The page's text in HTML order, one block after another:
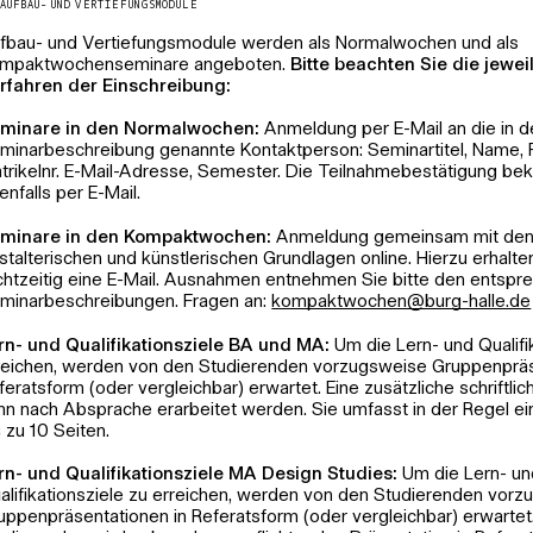
und kritisch Quellen zu recherchieren, zu prüfen und zu
anschließend kritisch zu reflektieren, wiedergeben und
zu können. Diese Fähigkeiten sind auch unerlässlich, um
Alltag, souverän mit KI arbeiten zu können. Denn KI
müssen geprüft und ggf. korrigieren werden.
diese Fähigkeiten nicht erwerben, weil sie von Anfang an
sich selbst der Chance, Eigenständigkeit in einem Bereich
für ein selbständiges Denken und Arbeiten unerlässlich ist. Wir
davon ab, schon im Studium zentrale Aufgaben von KI
Ganz abgesehen davon, dass es eine Zeitverschwendung
Fragen zur Arbeit mit KI haben, wenden Sie sich gern an die
Lehrende.
AUFBAU- UND VERTIEFUNGSMODULE
und Vertiefungsmodule werden als Normalwochen und als
angeboten. Bitte beachten Sie die
der Einschreibung:
in den Normalwochen:Anmeldung per E-Mail an die in
genannte Kontaktperson: Seminartitel, Name,
E-Mail-Adresse, Semester. Die Teilnahmebestätigung
per E-Mail.
in den Kompaktwochen: Anmeldung gemeinsam mit den
und künstlerischen Grundlagen online. Hierzu
eine E-Mail. Ausnahmen entnehmen Sie bitte den
Fragen an: ed.ellah-grub@nehcowtkapmok
und Qualifikationsziele BA und MA: Um die Lern- und
werden von den Studierenden vorzugsweise
(oder vergleichbar) erwartet. Eine zusätzliche
nach Absprache erarbeitet werden. Sie umfasst in der Regel
zu 10 Seiten.
und Qualifikationsziele MA Design Studies: Um die Lern-
zu erreichen, werden von den Studierenden
in Referatsform (oder vergleichbar)